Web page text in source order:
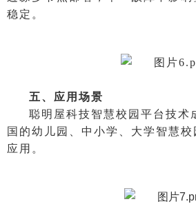
稳定。
五、应用场景
聪明屋科技智慧校园平台技术
国的幼儿园、中小学、大学智慧
应用。